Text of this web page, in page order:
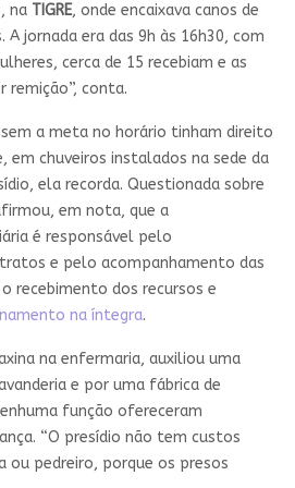
na TIGRE, onde encaixava canos de
jornada era das 9h às 16h30, com
cerca de 15 recebiam e as
remição”, conta.
a meta no horário tinham direito
em chuveiros instalados na sede da
ela recorda. Questionada sobre
em nota, que a
é responsável pelo
e pelo acompanhamento das
recebimento dos recursos e
na íntegra.
na enfermaria, auxiliou uma
e por uma fábrica de
função ofereceram
“O presídio não tem custos
pedreiro, porque os presos